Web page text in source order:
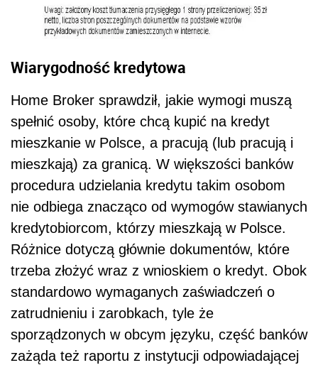
Wiarygodność kredytowa
Home Broker sprawdził, jakie wymogi muszą
spełnić osoby, które chcą kupić na kredyt
mieszkanie w Polsce, a pracują (lub pracują i
mieszkają) za granicą. W większości banków
procedura udzielania kredytu takim osobom
nie odbiega znacząco od wymogów stawianych
kredytobiorcom, którzy mieszkają w Polsce.
Różnice dotyczą głównie dokumentów, które
trzeba złożyć wraz z wnioskiem o kredyt. Obok
standardowo wymaganych zaświadczeń o
zatrudnieniu i zarobkach, tyle że
sporządzonych w obcym języku, część banków
zażąda też raportu z instytucji odpowiadającej